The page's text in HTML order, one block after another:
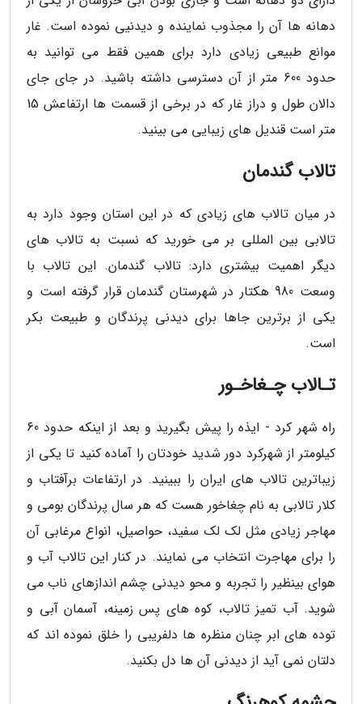
دهانه ها آن را مجذوب نماینده و دیدنیی نموده است. غار
موانع طبیعی زیادی دارد برای همین فقط می توانید به
حدود 600 متر از آن دسترسی داشته باشید. در جای جای
دالان طول و دراز غار که در برخی از قسمت ها ارتفاعش 15
متر است قندیل های زیبایی می بینید.
تالاب گندمان
در میان تالاب های زیادی که در این استان وجود دارد به
تالابی بین المللی بر می خورید که نسبت به تالاب های
دیگر اهمیت بیشتری دارد: تالاب گندمان. این تالاب با
وسعت 980 هکتار در شهرستان گندمان قرار گرفته است و
یکی از برترین جاها برای دیدنی پرندگان و طبیعت بکر
است.
تـالاب چـغاخـور
راه شهر کرد - ایذه را پیش بگیرید و بعد از اینکه حدود 60
کیلومتر از شهرکرد دور شدید خودتان را آماده کنید تا یکی از
زیباترین تالاب های ایران را ببینید. در ارتفاعات برآفتاب و
کلار تالابی به نام چغاخور هست که هر سال پرندگان بومی و
مهاجر زیادی مثل لک لک سفید، حواصیل، انواع مرغابی آن
را برای مهاجرت انتخاب می نمایند. در کنار این تالاب آب و
هوای بینظیر را تجربه و محو دیدنی چشم اندازهای ناب می
شوید. آب تمیز تالاب، کوه های پس زمینه، آسمان آبی و
توده های ابر چنان منظره ها دلفریبی را خلق نموده اند که
دلتان نمی آید از دیدنی آن ها دل بکنید.